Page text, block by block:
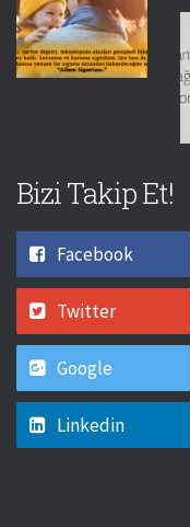
Bizi Takip Et!
Facebook
Twitter
Google
Linkedin